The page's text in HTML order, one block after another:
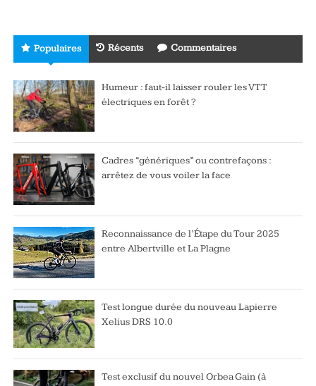
Populaires Récents Commentaires
Humeur : faut-il laisser rouler les VTT
électriques en forêt ?
Cadres “génériques” ou contrefaçons :
arrêtez de vous voiler la face
Reconnaissance de l’Étape du Tour 2025
entre Albertville et La Plagne
Test longue durée du nouveau Lapierre
Xelius DRS 10.0
Test exclusif du nouvel Orbea Gain (à